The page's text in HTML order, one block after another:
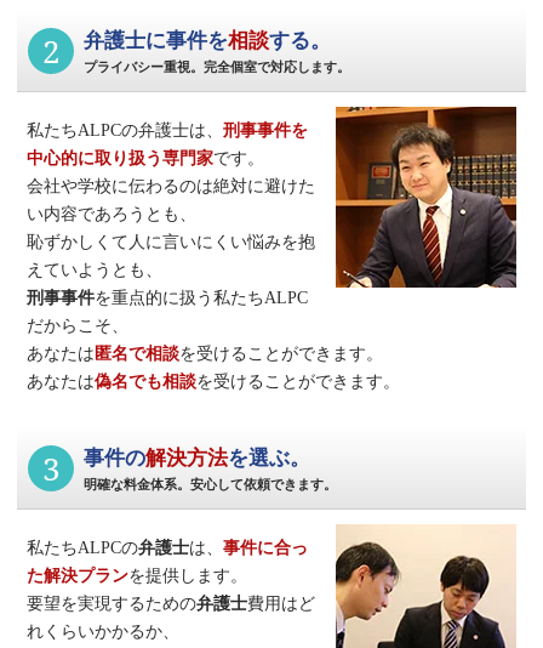
2 弁護士に事件を相談する。
プライバシー重視。完全個室で対応します。
私たちALPCの弁護士は、刑事事件を
中心的に取り扱う専門家です。
会社や学校に伝わるのは絶対に避けた
い内容であろうとも、
恥ずかしくて人に言いにくい悩みを抱
えていようとも、
刑事事件を重点的に扱う私たちALPC
だからこそ、
あなたは匿名で相談を受けることができます。
あなたは偽名でも相談を受けることができます。
3 事件の解決方法を選ぶ。
明確な料金体系。安心して依頼できます。
私たちALPCの弁護士は、事件に合っ
た解決プランを提供します。
要望を実現するための弁護士費用はど
れくらいかかるか、